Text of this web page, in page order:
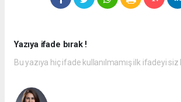
Yazıya ifade bırak !
Bu yazıya hiç ifade kullanılmamış ilk ifadeyi siz